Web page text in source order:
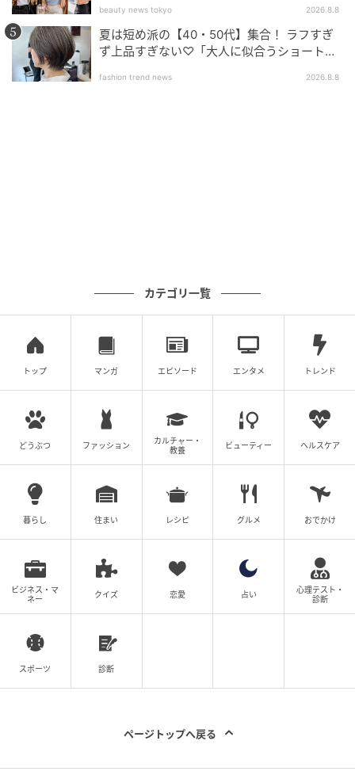
4.「ベタつかずに」美しいウェットな質感
5.乱れてもハネない「つけてない風」の仕上がり
「今このベストな仕上がり」をキープ
7.さらにあるといい「プラス1」
元記事で読む
次の記事
「安くていい」 美容のプロが買い続けている
の記事をもっとみる
beauty news tokyo 2026.8.8
夏は短め派の【40・50代】集合！ ラフすぎ
ず上品すぎない♡「大人に似合うショートボ
fashion trend news 2026.8.8
カテゴリ一覧
トップ マンガ エピソード エンタメ トレンド
どうぶつ ファッション
カルチャー・
教養
ビューティー ヘルスケア
暮らし 住まい レシピ グルメ おでかけ
ビジネス・マ
ネー
クイズ 恋愛 占い
心理テスト・
診断
スポーツ 診断
ページトップへ戻る